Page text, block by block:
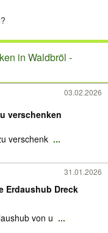
in Waldbröl -
03.02.2026
Neu, zu verschenken
verschenk ...
31.01.2026
Erdaushub Dreck
von u ...